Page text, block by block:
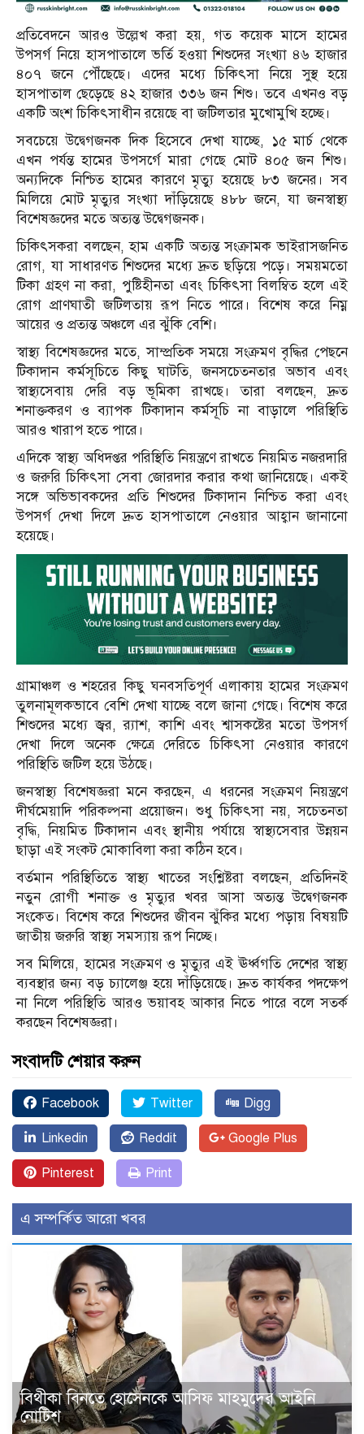
প্রতিবেদনে আরও উল্লেখ করা হয়, গত কয়েক মাসে হামের
উপসর্গ নিয়ে হাসপাতালে ভর্তি হওয়া শিশুদের সংখ্যা ৪৬ হাজার
৪০৭ জনে পৌঁছেছে। এদের মধ্যে চিকিৎসা নিয়ে সুস্থ হয়ে
হাসপাতাল ছেড়েছে ৪২ হাজার ৩৩৬ জন শিশু। তবে এখনও বড়
একটি অংশ চিকিৎসাধীন রয়েছে বা জটিলতার মুখোমুখি হচ্ছে।
সবচেয়ে উদ্বেগজনক দিক হিসেবে দেখা যাচ্ছে, ১৫ মার্চ থেকে
এখন পর্যন্ত হামের উপসর্গে মারা গেছে মোট ৪০৫ জন শিশু।
অন্যদিকে নিশ্চিত হামের কারণে মৃত্যু হয়েছে ৮৩ জনের। সব
মিলিয়ে মোট মৃত্যুর সংখ্যা দাঁড়িয়েছে ৪৮৮ জনে, যা জনস্বাস্থ্য
বিশেষজ্ঞদের মতে অত্যন্ত উদ্বেগজনক।
চিকিৎসকরা বলছেন, হাম একটি অত্যন্ত সংক্রামক ভাইরাসজনিত
রোগ, যা সাধারণত শিশুদের মধ্যে দ্রুত ছড়িয়ে পড়ে। সময়মতো
টিকা গ্রহণ না করা, পুষ্টিহীনতা এবং চিকিৎসা বিলম্বিত হলে এই
রোগ প্রাণঘাতী জটিলতায় রূপ নিতে পারে। বিশেষ করে নিম্ন
আয়ের ও প্রত্যন্ত অঞ্চলে এর ঝুঁকি বেশি।
স্বাস্থ্য বিশেষজ্ঞদের মতে, সাম্প্রতিক সময়ে সংক্রমণ বৃদ্ধির পেছনে
টিকাদান কর্মসূচিতে কিছু ঘাটতি, জনসচেতনতার অভাব এবং
স্বাস্থ্যসেবায় দেরি বড় ভূমিকা রাখছে। তারা বলছেন, দ্রুত
শনাক্তকরণ ও ব্যাপক টিকাদান কর্মসূচি না বাড়ালে পরিস্থিতি
আরও খারাপ হতে পারে।
এদিকে স্বাস্থ্য অধিদপ্তর পরিস্থিতি নিয়ন্ত্রণে রাখতে নিয়মিত নজরদারি
ও জরুরি চিকিৎসা সেবা জোরদার করার কথা জানিয়েছে। একই
সঙ্গে অভিভাবকদের প্রতি শিশুদের টিকাদান নিশ্চিত করা এবং
উপসর্গ দেখা দিলে দ্রুত হাসপাতালে নেওয়ার আহ্বান জানানো
হয়েছে।
গ্রামাঞ্চল ও শহরের কিছু ঘনবসতিপূর্ণ এলাকায় হামের সংক্রমণ
তুলনামূলকভাবে বেশি দেখা যাচ্ছে বলে জানা গেছে। বিশেষ করে
শিশুদের মধ্যে জ্বর, র‍্যাশ, কাশি এবং শ্বাসকষ্টের মতো উপসর্গ
দেখা দিলে অনেক ক্ষেত্রে দেরিতে চিকিৎসা নেওয়ার কারণে
পরিস্থিতি জটিল হয়ে উঠছে।
জনস্বাস্থ্য বিশেষজ্ঞরা মনে করছেন, এ ধরনের সংক্রমণ নিয়ন্ত্রণে
দীর্ঘমেয়াদি পরিকল্পনা প্রয়োজন। শুধু চিকিৎসা নয়, সচেতনতা
বৃদ্ধি, নিয়মিত টিকাদান এবং স্থানীয় পর্যায়ে স্বাস্থ্যসেবার উন্নয়ন
ছাড়া এই সংকট মোকাবিলা করা কঠিন হবে।
বর্তমান পরিস্থিতিতে স্বাস্থ্য খাতের সংশ্লিষ্টরা বলছেন, প্রতিদিনই
নতুন রোগী শনাক্ত ও মৃত্যুর খবর আসা অত্যন্ত উদ্বেগজনক
সংকেত। বিশেষ করে শিশুদের জীবন ঝুঁকির মধ্যে পড়ায় বিষয়টি
জাতীয় জরুরি স্বাস্থ্য সমস্যায় রূপ নিচ্ছে।
সব মিলিয়ে, হামের সংক্রমণ ও মৃত্যুর এই ঊর্ধ্বগতি দেশের স্বাস্থ্য
ব্যবস্থার জন্য বড় চ্যালেঞ্জ হয়ে দাঁড়িয়েছে। দ্রুত কার্যকর পদক্ষেপ
না নিলে পরিস্থিতি আরও ভয়াবহ আকার নিতে পারে বলে সতর্ক
করছেন বিশেষজ্ঞরা।
সংবাদটি শেয়ার করুন
Facebook Twitter Digg
Linkedin Reddit Google Plus
Pinterest Print
এ সম্পর্কিত আরো খবর
বিথীকা বিনতে হোসেনকে আসিফ মাহমুদের আইনি
নোটিশ